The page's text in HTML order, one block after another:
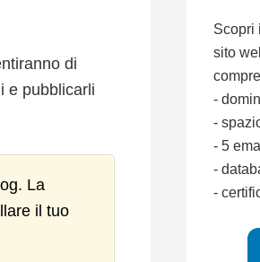
di
e pubblicarli
La
il tuo
Scopri
sito
-
-
- 5
-
-